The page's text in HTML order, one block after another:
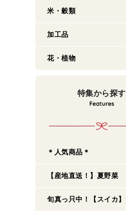
米・穀類
加工品
花・植物
特集から探す
＊人気商品＊
【産地直送！】夏野菜
旬真っ只中！【スイカ】